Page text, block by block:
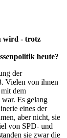
wird - trotz
heute?
der
Vielen von ihnen
dem
Es gelang
eines der
aber nicht, sie
von SPD- und
sie zwar die